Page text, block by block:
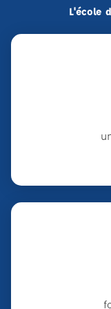
L'école